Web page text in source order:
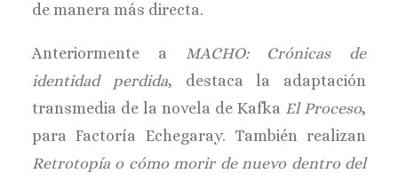
de manera más directa.
Anteriormente a MACHO: Crónicas de
identidad perdida, destaca la adaptación
transmedia de la novela de Kafka El Proceso,
para Factoría Echegaray. También realizan
Retrotopía o cómo morir de nuevo dentro del